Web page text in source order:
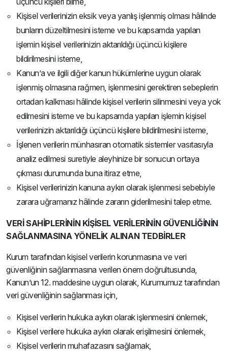
Kişisel verilerinizin eksik veya yanlış işlenmiş olması hâlinde
bunların düzeltilmesini isteme ve bu kapsamda yapılan
işlemin kişisel verilerinizin aktarıldığı üçüncü kişilere
bildirilmesini isteme,
Kanun’a ve ilgili diğer kanun hükümlerine uygun olarak
işlenmiş olmasına rağmen, işlenmesini gerektiren sebeplerin
ortadan kalkması hâlinde kişisel verilerin silinmesini veya yok
edilmesini isteme ve bu kapsamda yapılan işlemin kişisel
verilerinizin aktarıldığı üçüncü kişilere bildirilmesini isteme,
İşlenen verilerin münhasıran otomatik sistemler vasıtasıyla
analiz edilmesi suretiyle aleyhinize bir sonucun ortaya
çıkması durumunda buna itiraz etme,
Kişisel verilerinizin kanuna aykırı olarak işlenmesi sebebiyle
zarara uğramanız hâlinde zararın giderilmesini talep etme.
VERİ SAHİPLERİNİN KİŞİSEL VERİLERİNİN GÜVENLİĞİNİN
SAĞLANMASINA YÖNELİK ALINAN TEDBİRLER
Kurum tarafından kişisel verilerin korunmasına ve veri
güvenliğinin sağlanmasına verilen önem doğrultusunda,
Kanun’un 12. maddesine uygun olarak, Kurumumuz tarafından
veri güvenliğinin sağlanması için,
Kişisel verilerin hukuka aykırı olarak işlenmesini önlemek,
Kişisel verilere hukuka aykırı olarak erişilmesini önlemek,
Kişisel verilerin muhafazasını sağlamak,